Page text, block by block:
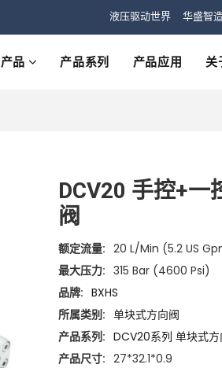
液压驱动世界 华盛智
产品 产品系列 产品应用 关
DCV20 手控+一
阀
额定流量: 20 L/min (5.2 US
最大压力: 315 Bar (4600 Psi)
品牌: BXHS
所属类别: 单块式方向阀
产品系列: DCV20系列 单块式方
产品尺寸: 27*32.1*0.9